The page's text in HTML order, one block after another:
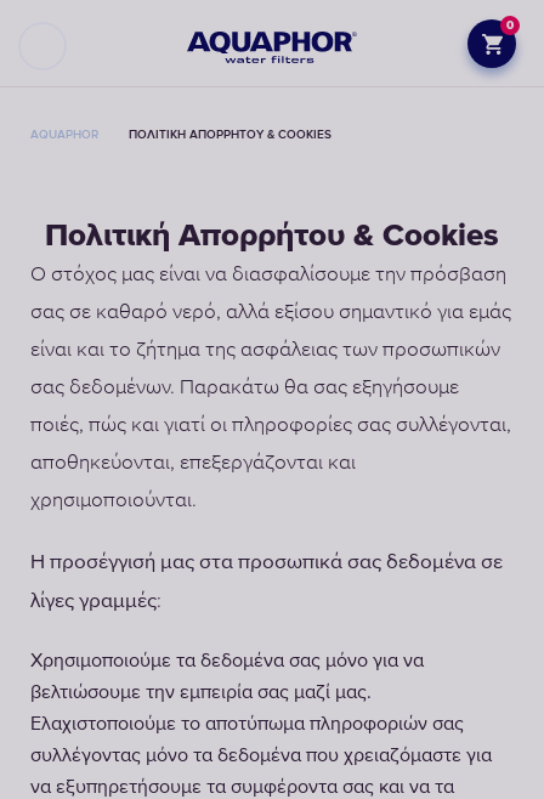
0
AQUAPHOR ΠΟΛΙΤΙΚΉ ΑΠΟΡΡΉΤΟΥ & COOKIES
Πολιτική Απορρήτου & Cookies
Ο στόχος μας είναι να διασφαλίσουμε την πρόσβαση
σας σε καθαρό νερό, αλλά εξίσου σημαντικό για εμάς
είναι και το ζήτημα της ασφάλειας των προσωπικών
σας δεδομένων. Παρακάτω θα σας εξηγήσουμε
ποιές, πώς και γιατί οι πληροφορίες σας συλλέγονται,
αποθηκεύονται, επεξεργάζονται και
χρησιμοποιούνται.
Η προσέγγισή μας στα προσωπικά σας δεδομένα σε
λίγες γραμμές:
Χρησιμοποιούμε τα δεδομένα σας μόνο για να
βελτιώσουμε την εμπειρία σας μαζί μας.
Ελαχιστοποιούμε το αποτύπωμα πληροφοριών σας
συλλέγοντας μόνο τα δεδομένα που χρειαζόμαστε για
να εξυπηρετήσουμε τα συμφέροντα σας και να τα